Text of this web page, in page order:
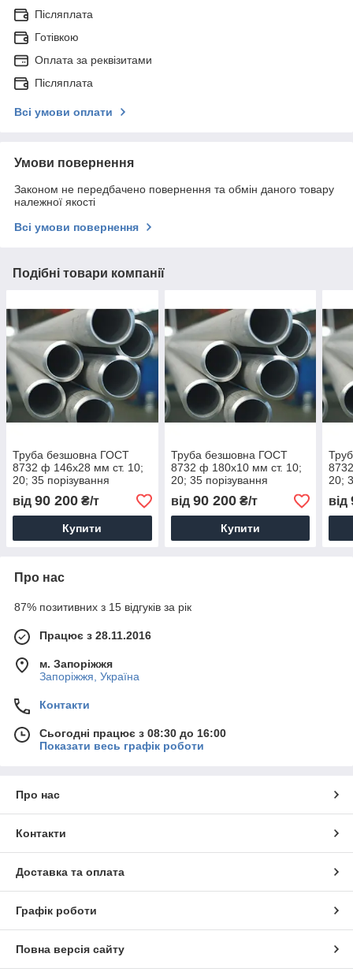
Післяплата
Готівкою
Оплата за реквізитами
Післяплата
Всі умови оплати
Умови повернення
Законом не передбачено повернення та обмін даного товару
належної якості
Всі умови повернення
Подібні товари компанії
Труба безшовна ГОСТ
8732 ф 146х28 мм ст. 10;
20; 35 порізування
доставка цін
від 90 200 ₴/т
Купити
Труба безшовна ГОСТ
8732 ф 180х10 мм ст. 10;
20; 35 порізування
доставка цін
від 90 200₴/т
Купити
20;
від
Про нас
87% позитивних з 15 відгуків за рік
Працює з 28.11.2016
м. Запоріжжя
Запоріжжя, Україна
Контакти
Сьогодні працює з 08:30 до 16:00
Показати весь графік роботи
Про нас
Контакти
Доставка та оплата
Графік роботи
Повна версія сайту